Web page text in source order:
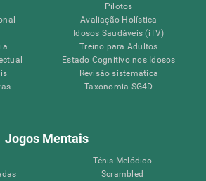
Pilotos
Avaliação Holística
Idosos Saudáveis (iTV)
Treino para Adultos
Estado Cognitivo nos Idosos
Revisão sistemática
Taxonomia SG4D
Jogos Mentais
Ténis Melódico
Scrambled